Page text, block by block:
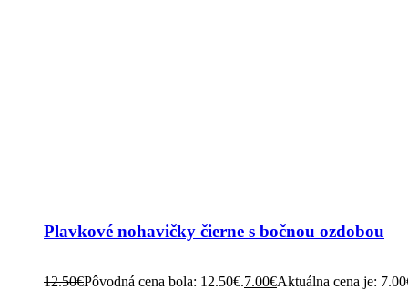
Plavkové nohavičky čierne s bočnou ozdobou
12.50€Pôvodná cena bola: 12.50€.7.00€Aktuálna cena je: